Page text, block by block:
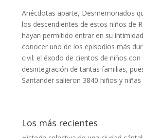
Anécdotas aparte, Desmemoriados
los descendientes de estos niños de
hayan permitido entrar en su
conocer uno de los episodios más
civil: el éxodo de cientos de niños con
desintegración de tantas familias,
Santander salieron 3840 niños y niñas
Los más recientes